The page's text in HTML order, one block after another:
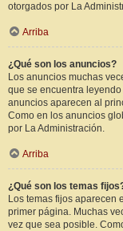
otorgados por La
Arriba
¿Qué son los anuncios?
Los anuncios muchas
que se encuentra
anuncios aparecen al
Como en los anuncios
por La Administración.
Arriba
¿Qué son los temas
Los temas fijos aparecen
primer página. Muchas
vez que sea posible.